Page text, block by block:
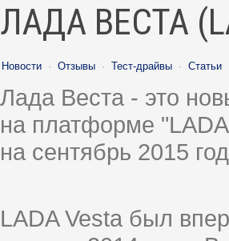
ЛАДА ВЕСТА
Новости · Отзывы · Тест-драйвы · Статьи
Лада Веста - это
на платформе
на сентябрь 2015
LADA Vesta был